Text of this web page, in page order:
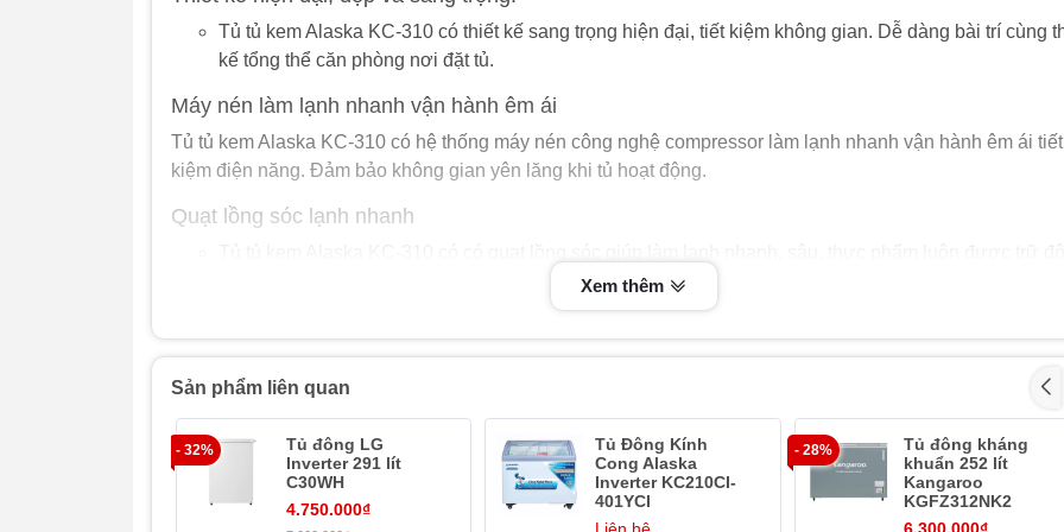
Tủ tủ kem Alaska KC-310 có thiết kế sang trọng hiện đại, tiết kiệm không gian. Dễ dàng bài trí cùng
kế tổng thể căn phòng nơi đặt tủ.
Máy nén làm lạnh nhanh vận hành êm ái
Tủ tủ kem Alaska KC-310 có hệ thống máy nén công nghệ compressor làm lạnh nhanh vận hành êm ái tiết
kiệm điện năng. Đảm bảo không gian yên lăng khi tủ hoạt động.
Quạt lồng sóc lạnh nhanh
trong môi trường lạnh, đảm bảo an toàn vệ sinh tránh vi khuẩn, nấm mốc gây bệnh.
Tủ tủ kem Alaska KC-310 có mặt kính cong chịu lực chắc chắn, cách nhiệt hiệu quả giúp tủ giữ lạnh
hơn và tiết kiệm điện năng.
Vật liệu cao cấp
Tủ tủ kem Alaska KC-310 có lòng tủ bằng nhôm phẳng lạnh nhanh, chống đóng tuyết tối đa
Lớp thành tủ dày, chịu được va đập, độ bền cao.
Xem thêm
Sản phẩm liên quan
- 32%
Tủ đông LG
Inverter 291 lít
C30WH
4.750.000₫
Tủ Đông Kính
Cong Alaska
Inverter KC210CI-
401YCI
Liên hệ
- 28%
Tủ đông kháng
khuẩn 252 lít
Kangaroo
KGFZ312NK2
6.300.000₫